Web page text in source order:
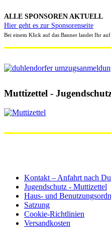
ALLE SPONSOREN AKTUELL
Hier geht es zur Sponsorenseite
Bei einem Klick auf das Banner landet Ihr auf
Muttizettel -
Kontakt – Anfahrt nach
Jugendschutz - Muttizettel
Haus- und
Satzung
Cookie-Richtlinien
Versandkosten